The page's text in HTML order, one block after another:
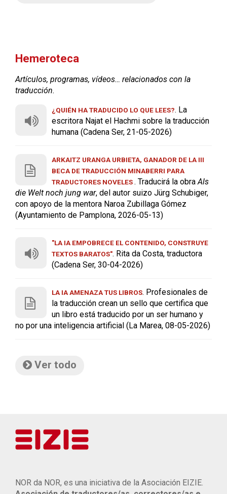
Hemeroteca
Artículos, programas, vídeos… relacionados con la
traducción.
¿QUIÉN HA TRADUCIDO LO QUE LEES?. La
escritora Najat el Hachmi sobre la traducción
humana (Cadena Ser, 21-05-2026)
ARKAITZ URANGA URBIETA, GANADOR DE LA III
BECA DE TRADUCCIÓN MINABERRI PARA
TRADUCTORES NOVELES. Traducirá la obraAls
die Welt noch jung war, del autor suizo Jürg Schubiger,
con apoyo de la mentora Naroa Zubillaga Gómez
(Ayuntamiento de Pamplona, 2026-05-13)
"LA IA EMPOBRECE EL CONTENIDO, CONSTRUYE
TEXTOS BARATOS". Rita da Costa, traductora
(Cadena Ser, 30-04-2026)
LA IA AMENAZA TUS LIBROS. Profesionales de
la traducción crean un sello que certifica que
un libro está traducido por un ser humano y
no por una inteligencia artificial (La Marea, 08-05-2026)
Ver todo
NOR da NOR, es una iniciativa de la Asociación EIZIE.